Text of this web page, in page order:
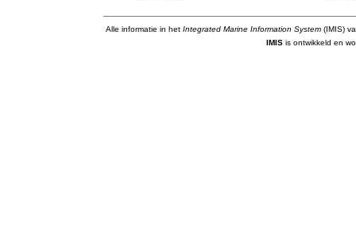
Alle informatie in het Integrated Marine Information System (IMIS)
IMIS is ontwikkeld en